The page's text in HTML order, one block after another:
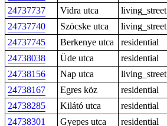
24737737
Vidra utca living_street
24737740
Szöcske utca living_street
24737745
Berkenye utca residential
24738038
Üde utca
residential
24738156
Nap utca living_street
24738167
Egres köz residential
24738285
Kilátó utca residential
24738301
Gyepes utca
residential